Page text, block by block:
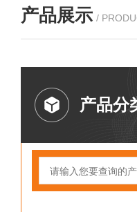
产品展示 /
产品分